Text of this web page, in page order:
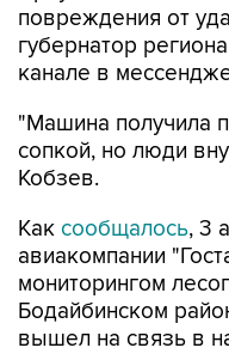
повреждения от
губернатор
канале в
"Машина получила
сопкой, но люди
Кобзев.
Как сообщалось, 3
авиакомпании
мониторингом
Бодайбинском
вышел на связь в